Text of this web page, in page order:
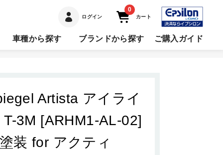
ログイン
0
カート
車種から探す ブランドから探す ご購入ガイド
Artista アイライ
T-3M [ARHM1-AL-02]
装 for アクティ